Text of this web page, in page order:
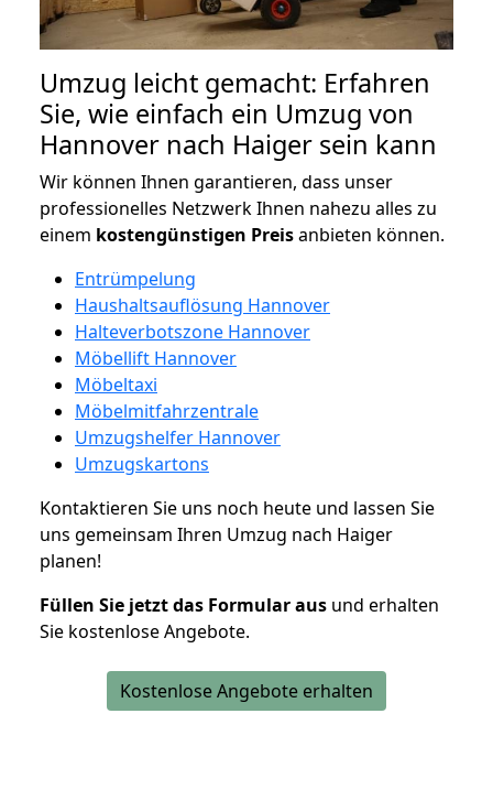
Umzug leicht gemacht: Erfahren
Sie, wie einfach ein Umzug von
Hannover nach Haiger sein kann
Wir können Ihnen garantieren, dass unser
professionelles Netzwerk Ihnen nahezu alles zu
einem kostengünstigen Preisanbieten können.
Entrümpelung
Haushaltsauflösung Hannover
Halteverbotszone Hannover
Möbellift Hannover
Möbeltaxi
Möbelmitfahrzentrale
Umzugshelfer Hannover
Umzugskartons
Kontaktieren Sie uns noch heute und lassen Sie
uns gemeinsam Ihren Umzug nach Haiger
planen!
Füllen Sie jetzt das Formular aus und erhalten
Sie kostenlose Angebote.
Kostenlose Angebote erhalten